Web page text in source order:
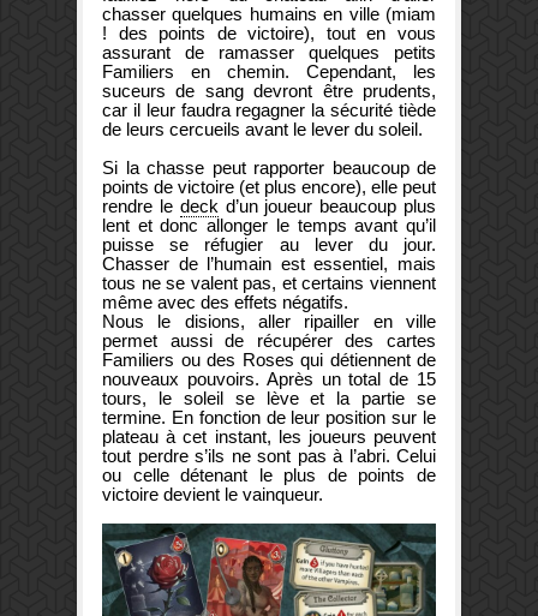
chasser quelques humains en ville (miam
! des points de victoire), tout en vous
assurant de ramasser quelques petits
Familiers en chemin. Cependant, les
suceurs de sang devront être prudents,
car il leur faudra regagner la sécurité tiède
de leurs cercueils avant le lever du soleil.
Si la chasse peut rapporter beaucoup de
points de victoire (et plus encore), elle peut
rendre le deck d’un joueur beaucoup plus
lent et donc allonger le temps avant qu’il
puisse se réfugier au lever du jour.
Chasser de l’humain est essentiel, mais
tous ne se valent pas, et certains viennent
même avec des effets négatifs.
Nous le disions, aller ripailler en ville
permet aussi de récupérer des cartes
Familiers ou des Roses qui détiennent de
nouveaux pouvoirs. Après un total de 15
tours, le soleil se lève et la partie se
termine. En fonction de leur position sur le
plateau à cet instant, les joueurs peuvent
tout perdre s’ils ne sont pas à l’abri. Celui
ou celle détenant le plus de points de
victoire devient le vainqueur.